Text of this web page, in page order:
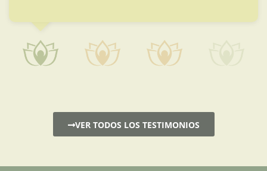
VER TODOS LOS TESTIMONIOS